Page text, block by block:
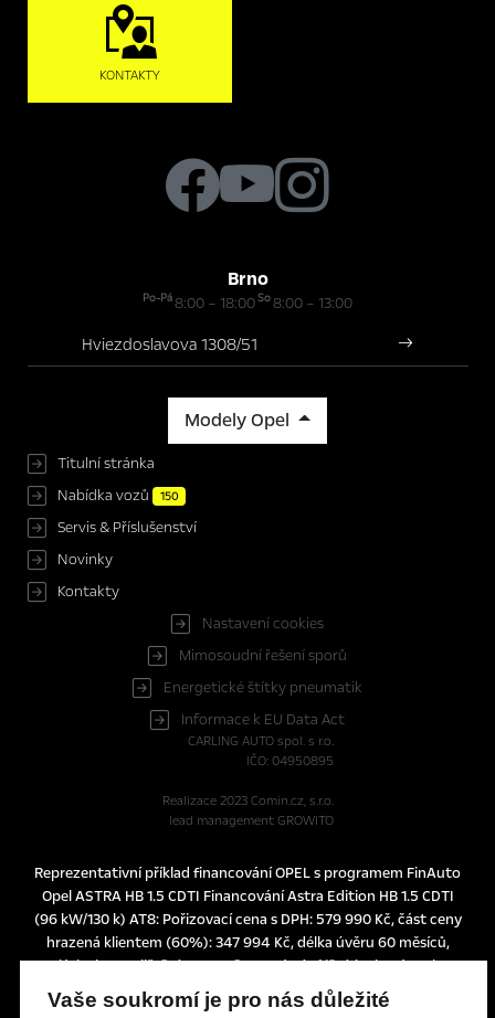
KONTAKTY
Brno
Po-Pá8:00 – 18:00So8:00 – 13:00
Hviezdoslavova 1308/51
Modely Opel
Titulní stránka
Nabídka vozů
150
Servis & Příslušenství
Novinky
Kontakty
Nastavení cookies
Mimosoudní řešení sporů
Energetické štítky pneumatik
Informace k EU Data Act
CARLING AUTO spol. s r.o.
IČO: 04950895
Realizace 2023 Comin.cz, s.r.o.
lead management GROWITO
Reprezentativní příklad financování OPEL s programem FinAuto
Opel ASTRA HB 1.5 CDTI Financování Astra Edition HB 1.5 CDTI
(96 kW/130 k) AT8: Pořizovací cena s DPH: 579 990 Kč, část ceny
hrazená klientem (60%): 347 994 Kč, délka úvěru 60 měsíců,
splátka bez pojištění 3.990 Kč, pevná výpůjční úroková sazba:
1,24% p.a., nabídka je určena pro fyzické osoby podnikatele a
právnické osoby a platí do 30. 6. 2026 nebo do odvolání.
Vaše soukromí je pro nás důležité